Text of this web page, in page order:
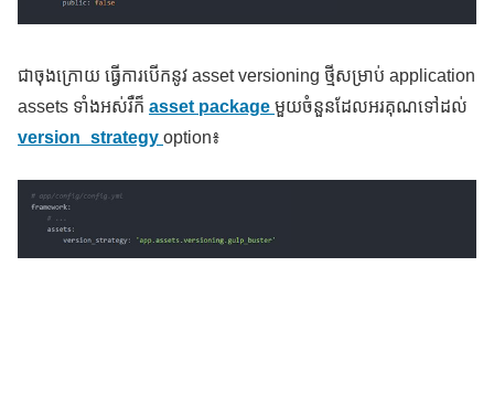
ជាចុងក្រោយ ធ្វើការបើកនូវ asset versioning ថ្មីសម្រាប់ application
assets ទាំងអស់រឺក៏ asset package មួយចំនួនដែលអរគុណទៅដល់
version_strategy option៖